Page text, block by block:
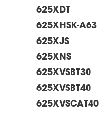
625XDT
625XHSK-A63
625XJS
625XNS
625XVSBT30
625XVSBT40
625XVSCAT40